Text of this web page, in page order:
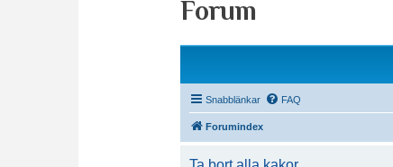
Forum